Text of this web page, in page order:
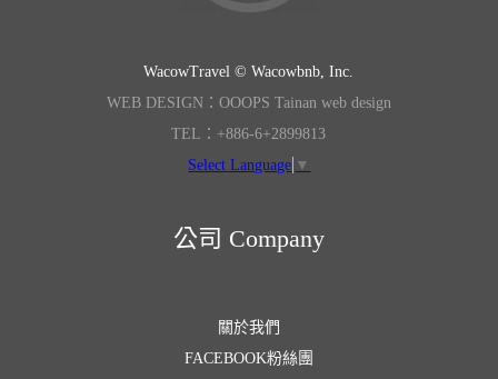
WacowTravel © Wacowbnb, Inc.
WEB DESIGN：OOOPS Tainan web design
TEL：+886-6+2899813
Select Language ▼
公司 Company
關於我們
FACEBOOK粉絲團